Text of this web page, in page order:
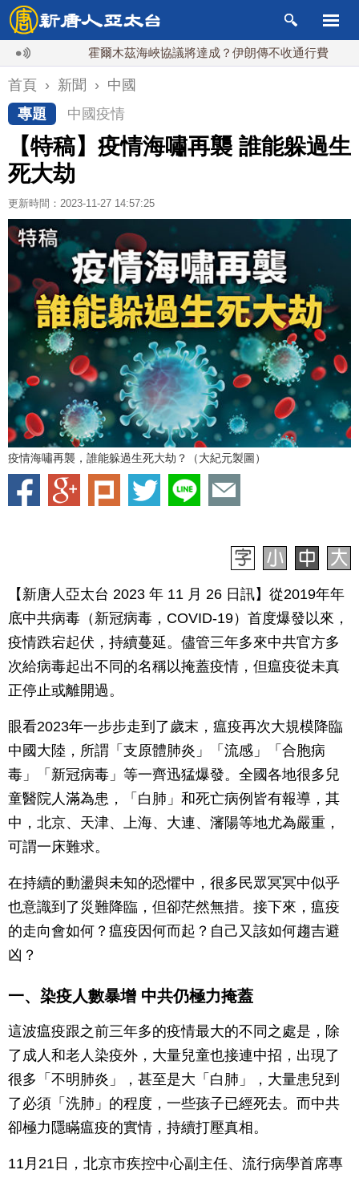
霍爾木茲海峽協議將達成？伊朗傳不收通行費 配合漢
首頁 › 新聞 › 中國
專題
中國疫情
【特稿】疫情海嘯再襲 誰能躲過生
死大劫
更新時間：2023-11-27 14:57:25
疫情海嘯再襲，誰能躲過生死大劫？（大紀元製圖）
【新唐人亞太台 2023 年 11 月 26 日訊】從2019年年
底中共病毒（新冠病毒，COVID-19）首度爆發以來，
疫情跌宕起伏，持續蔓延。儘管三年多來中共官方多
次給病毒起出不同的名稱以掩蓋疫情，但瘟疫從未真
正停止或離開過。
眼看2023年一步步走到了歲末，瘟疫再次大規模降臨
中國大陸，所謂「支原體肺炎」「流感」「合胞病
毒」「新冠病毒」等一齊迅猛爆發。全國各地很多兒
童醫院人滿為患，「白肺」和死亡病例皆有報導，其
中，北京、天津、上海、大連、瀋陽等地尤為嚴重，
可謂一床難求。
在持續的動盪與未知的恐懼中，很多民眾冥冥中似乎
也意識到了災難降臨，但卻茫然無措。接下來，瘟疫
的走向會如何？瘟疫因何而起？自己又該如何趨吉避
凶？
一、染疫人數暴增 中共仍極力掩蓋
這波瘟疫跟之前三年多的疫情最大的不同之處是，除
了成人和老人染疫外，大量兒童也接連中招，出現了
很多「不明肺炎」，甚至是大「白肺」，大量患兒到
了必須「洗肺」的程度，一些孩子已經死去。而中共
卻極力隱瞞瘟疫的實情，持續打壓真相。
11月21日，北京市疾控中心副主任、流行病學首席專